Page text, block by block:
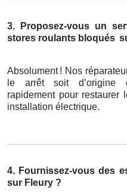
3. Proposez-vous un
stores roulants bloqués
Absolument ! Nos ré
le arrêt soit d’origine
rapidement pour restaurer
installation é lectrique.
4. Fournissez-vous des
sur Fleury ?